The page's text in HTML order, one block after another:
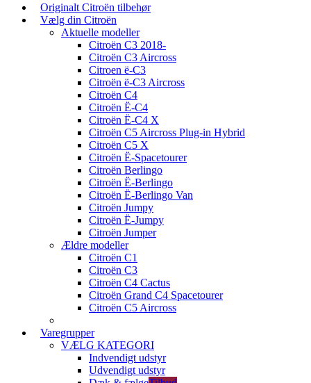
Originalt Citroën tilbehør
Vælg din Citroën
Aktuelle modeller
Citroën C3 2018-
Citroën C3 Aircross
Citroen ë-C3
Citroën ë-C3 Aircross
Citroën C4
Citroën Ë-C4
Citroën Ë-C4 X
Citroën C5 Aircross Plug-in Hybrid
Citroën C5 X
Citroën Ë-Spacetourer
Citroën Berlingo
Citroën Ë-Berlingo
Citroën Ë-Berlingo Van
Citroën Jumpy
Citroën Ë-Jumpy
Citroën Jumper
Ældre modeller
Citroën C1
Citroën C3
Citroën C4 Cactus
Citroën Grand C4 Spacetourer
Citroën C5 Aircross
Varegrupper
VÆLG KATEGORI
Indvendigt udstyr
Udvendigt udstyr